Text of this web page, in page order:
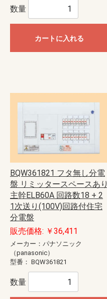
数量
カートに入れる
BQW361821 フタ無し分電
盤 リミッタースペースあり
主幹ELB60A 回路数18 + 2
1次送り(100V)回路付住宅
分電盤
販売価格: ￥36,411
メーカー：パナソニック
（panasonic）
型番： BQW361821
数量